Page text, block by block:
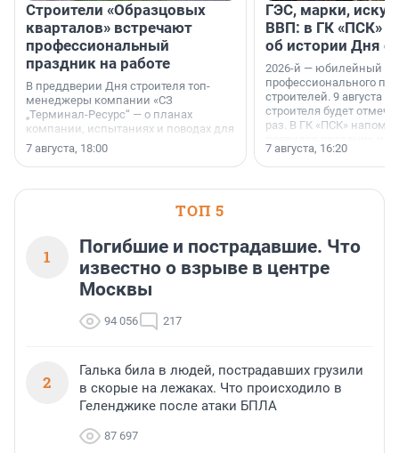
Строители «Образцовых
кварталов» встречают
профессиональный
праздник на работе
В преддверии Дня строителя топ-
менеджеры компании «СЗ
„Терминал-Ресурс“ — о планах
компании, испытаниях и поводах для
осторожного оптимизма.
7 августа, 18:00
ГЭС, марки,
ВВП: в ГК «ПСК»
об истории Дня
2026-й — юбилейный
профессионального
строителей. 9 августа
строителя будет
раз. В ГК «ПСК»
поменялась роль
7 августа, 16:20
ТОП 5
1
Погибшие и пострадавшие. Что
известно о взрыве в центре
Москвы
94 056 217
2
Галька била в людей, пострадавших грузили
в скорые на лежаках. Что происходило в
Геленджике после атаки БПЛА
87 697